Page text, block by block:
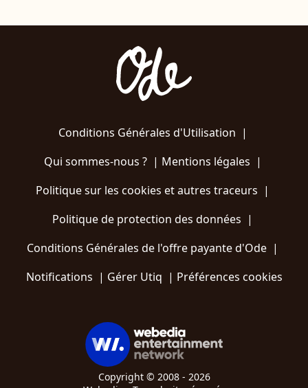
Conditions Générales d'Utilisation |
Qui sommes-nous ?| Mentions légales |
Politique sur les cookies et autres traceurs |
Politique de protection des données |
Conditions Générales de l'offre payante d'Ode |
Notifications | Gérer Utiq | Préférences cookies
Copyright © 2008 - 2026